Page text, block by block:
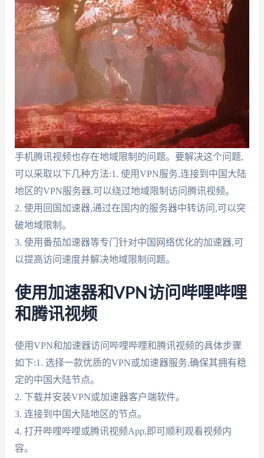
手机腾讯视频也存在地域限制的问题。要解决这个问题,
可以采取以下几种方法:1. 使用VPN服务,连接到中国大陆
地区的VPN服务器,可以绕过地域限制访问腾讯视频。
2. 使用回国加速器,通过在国内的服务器中转访问,可以突
破地域限制。
3. 使用番茄加速器等专门针对中国网络优化的加速器,可
以提高访问速度并解决地域限制问题。
使用加速器和VPN访问哔哩哔哩
和腾讯视频
使用VPN和加速器访问哔哩哔哩和腾讯视频的具体步骤
如下:1. 选择一款优质的VPN或加速器服务,确保其拥有稳
定的中国大陆节点。
2. 下载并安装VPN或加速器客户端软件。
3. 连接到中国大陆地区的节点。
4. 打开哔哩哔哩或腾讯视频App,即可顺利观看视频内
容。